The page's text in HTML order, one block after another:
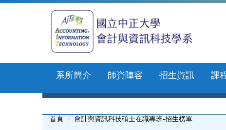
系所簡介 師資陣容 招生資訊 課
首頁 會計與資訊科技碩士在職專班-招生榜單